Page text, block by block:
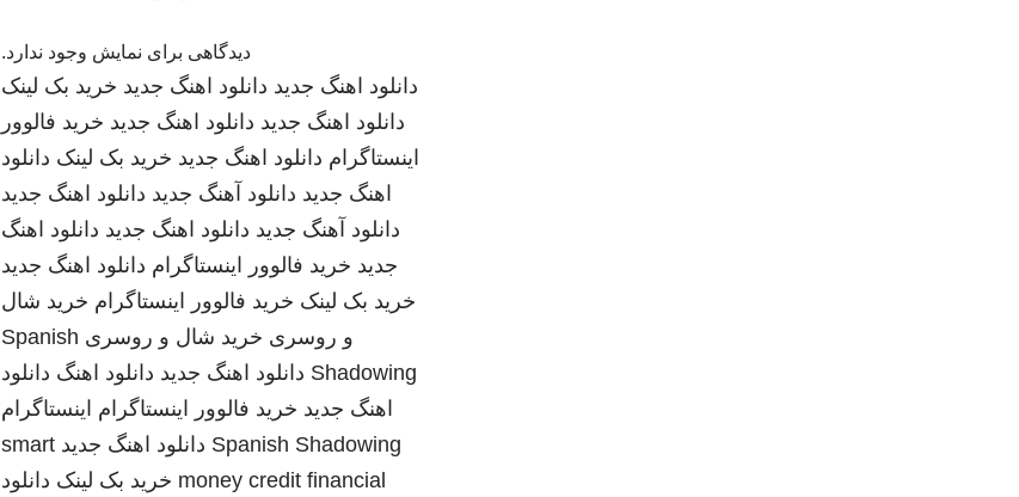
دیدگاهی برای نمایش وجود ندارد.
دانلود اهنگ جدید دانلود اهنگ جدید خرید بک لینک
دانلود اهنگ جدید دانلود اهنگ جدید خرید فالوور
اینستاگرام دانلود اهنگ جدید خرید بک لینک دانلود
اهنگ جدید دانلود آهنگ جدید دانلود اهنگ جدید
دانلود آهنگ جدید دانلود اهنگ جدید دانلود اهنگ
جدید خرید فالوور اینستاگرام دانلود اهنگ جدید
خرید بک لینک خرید فالوور اینستاگرام خرید شال
و روسری خرید شال و روسری Spanish
Shadowing دانلود اهنگ جدید دانلود اهنگ دانلود
اهنگ جدید خرید فالوور اینستاگرام اینستاگرام
Spanish Shadowing دانلود اهنگ جدید smart
money credit financial خرید بک لینک دانلود